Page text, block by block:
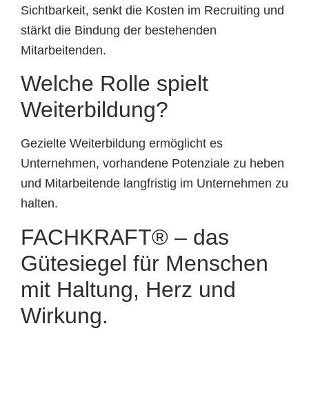
Sichtbarkeit, senkt die Kosten im Recruiting und
stärkt die Bindung der bestehenden
Mitarbeitenden.
Welche Rolle spielt
Weiterbildung?
Gezielte Weiterbildung ermöglicht es
Unternehmen, vorhandene Potenziale zu heben
und Mitarbeitende langfristig im Unternehmen zu
halten.
FACHKRAFT® – das
Gütesiegel für Menschen
mit Haltung, Herz und
Wirkung.